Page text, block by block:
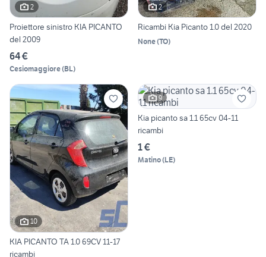
2
Proiettore sinistro KIA PICANTO
del 2009
64 €
Cesiomaggiore(BL)
2
Ricambi Kia Picanto 1.0 del 2020
None(TO)
10
KIA PICANTO TA 1.0 69CV 11-17
ricambi
9
Kia picanto sa 1.1 65cv 04-11
ricambi
1 €
Matino(LE)